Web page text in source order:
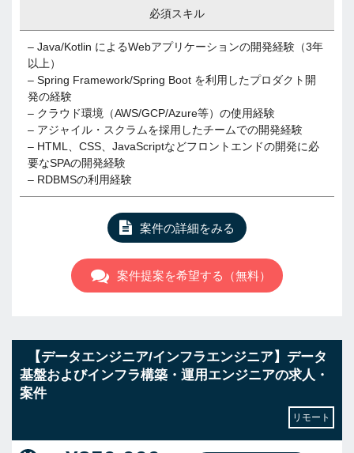
必須スキル
– Java/Kotlin によるWebアプリケーションの開発経験（3年
以上）
– Spring Framework/Spring Boot を利用したプロダクト開
発の経験
– クラウド環境（AWS/GCP/Azure等）の使用経験
– アジャイル・スクラムを採用したチームでの開発経験
– HTML、CSS、JavaScriptなどフロントエンドの開発に必
要なSPAの開発経験
– RDBMSの利用経験
案件の詳細をみる
案件提案を希望する（無料）
【データエンジニア/インフラエンジニア】データ
基盤およびインフラ構築・運用エンジニアの求人・
案件
リモート